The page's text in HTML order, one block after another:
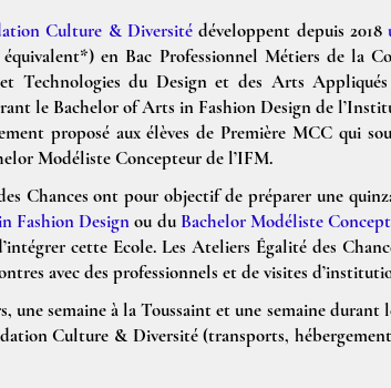
Culture & Diversité développent depuis 2018
équivalent*) en Bac Professionnel Métiers de la
Technologies du Design et des Arts
le Bachelor of Arts in Fashion Design de
proposé aux élèves de Première MCC qui
Modéliste Concepteur de l’IFM.
Chances ont pour objectif de préparer une
Fashion Design ou du Bachelor Modéliste
cette Ecole. Les Ateliers Égalité des
avec des professionnels et de visites
une semaine à la Toussaint et une semaine durant
Culture & Diversité (transports,